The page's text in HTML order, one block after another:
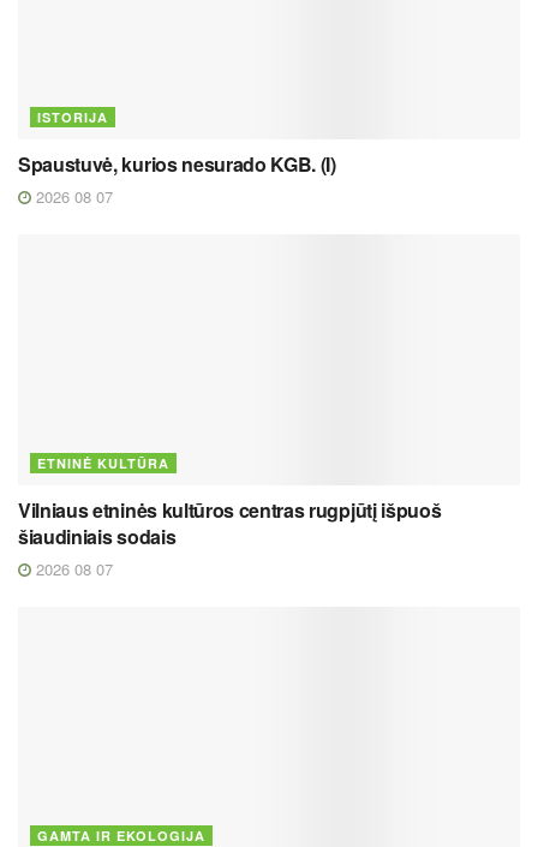
ISTORIJA
Spaustuvė, kurios nesurado KGB. (I)
2026 08 07
ETNINĖ KULTŪRA
Vilniaus etninės kultūros centras rugpjūtį išpuoš
šiaudiniais sodais
2026 08 07
GAMTA IR EKOLOGIJA